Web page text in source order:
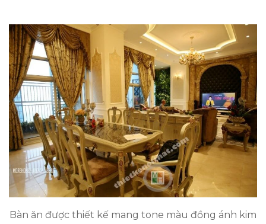
Bàn ăn được thiết kế mang tone màu đồng ánh kim